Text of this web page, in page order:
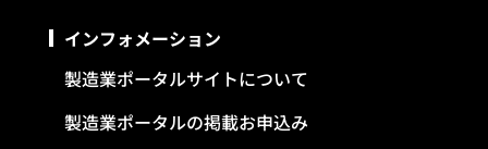
インフォメーション
製造業ポータルサイトについて
製造業ポータルの掲載お申込み